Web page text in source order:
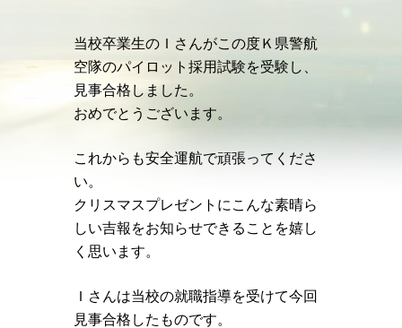
当校卒業生のＩさんがこの度Ｋ県警航
空隊のパイロット採用試験を受験し、
見事合格しました。
おめでとうございます。
これからも安全運航で頑張ってくださ
い。
クリスマスプレゼントにこんな素晴ら
しい吉報をお知らせできることを嬉し
く思います。
Ｉさんは当校の就職指導を受けて今回
見事合格したものです。